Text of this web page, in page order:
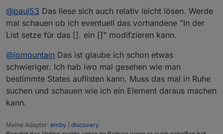
@paul53 Das liese sich auch relativ leicht lösen. Werde
mal schauen ob ich eventuell das vorhandene "In der
List setze für das []. ein []" modifzieren kann.
@iomountain Das ist glaube ich schon etwas
schwieriger. Ich hab iwo mal gesehen wie man
bestimmte States auflisten kann. Muss das mal in Ruhe
suchen und schauen wie ich ein Element daraus machen
kann.
Meine Adapter: emby
discovery